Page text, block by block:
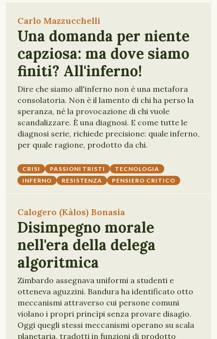
Carlo Mazzucchelli
Una domanda per niente
capziosa: ma dove siamo
finiti? All'inferno!
Dire che siamo all'inferno non è una metafora
consolatoria. Non è il lamento di chi ha perso la
speranza, né la provocazione di chi vuole
scandalizzare. È una diagnosi. E come tutte le
diagnosi serie, richiede precisione: quale inferno,
per quale ragione, prodotto da chi.
CRISI PASSIONI TRISTI
TECNOLOGIA
INFERNO
RESISTENZA PENSIERO CRITICO
Calogero (Kàlos) Bonasia
Disimpegno morale
nell'era della delega
algoritmica
Zimbardo assegnava uniformi a studenti e
otteneva aguzzini. Bandura ha identificato otto
meccanismi attraverso cui persone comuni
violano i propri princìpi senza provare disagio.
Oggi quegli stessi meccanismi operano su scala
planetaria, tradotti in funzioni di prodotto